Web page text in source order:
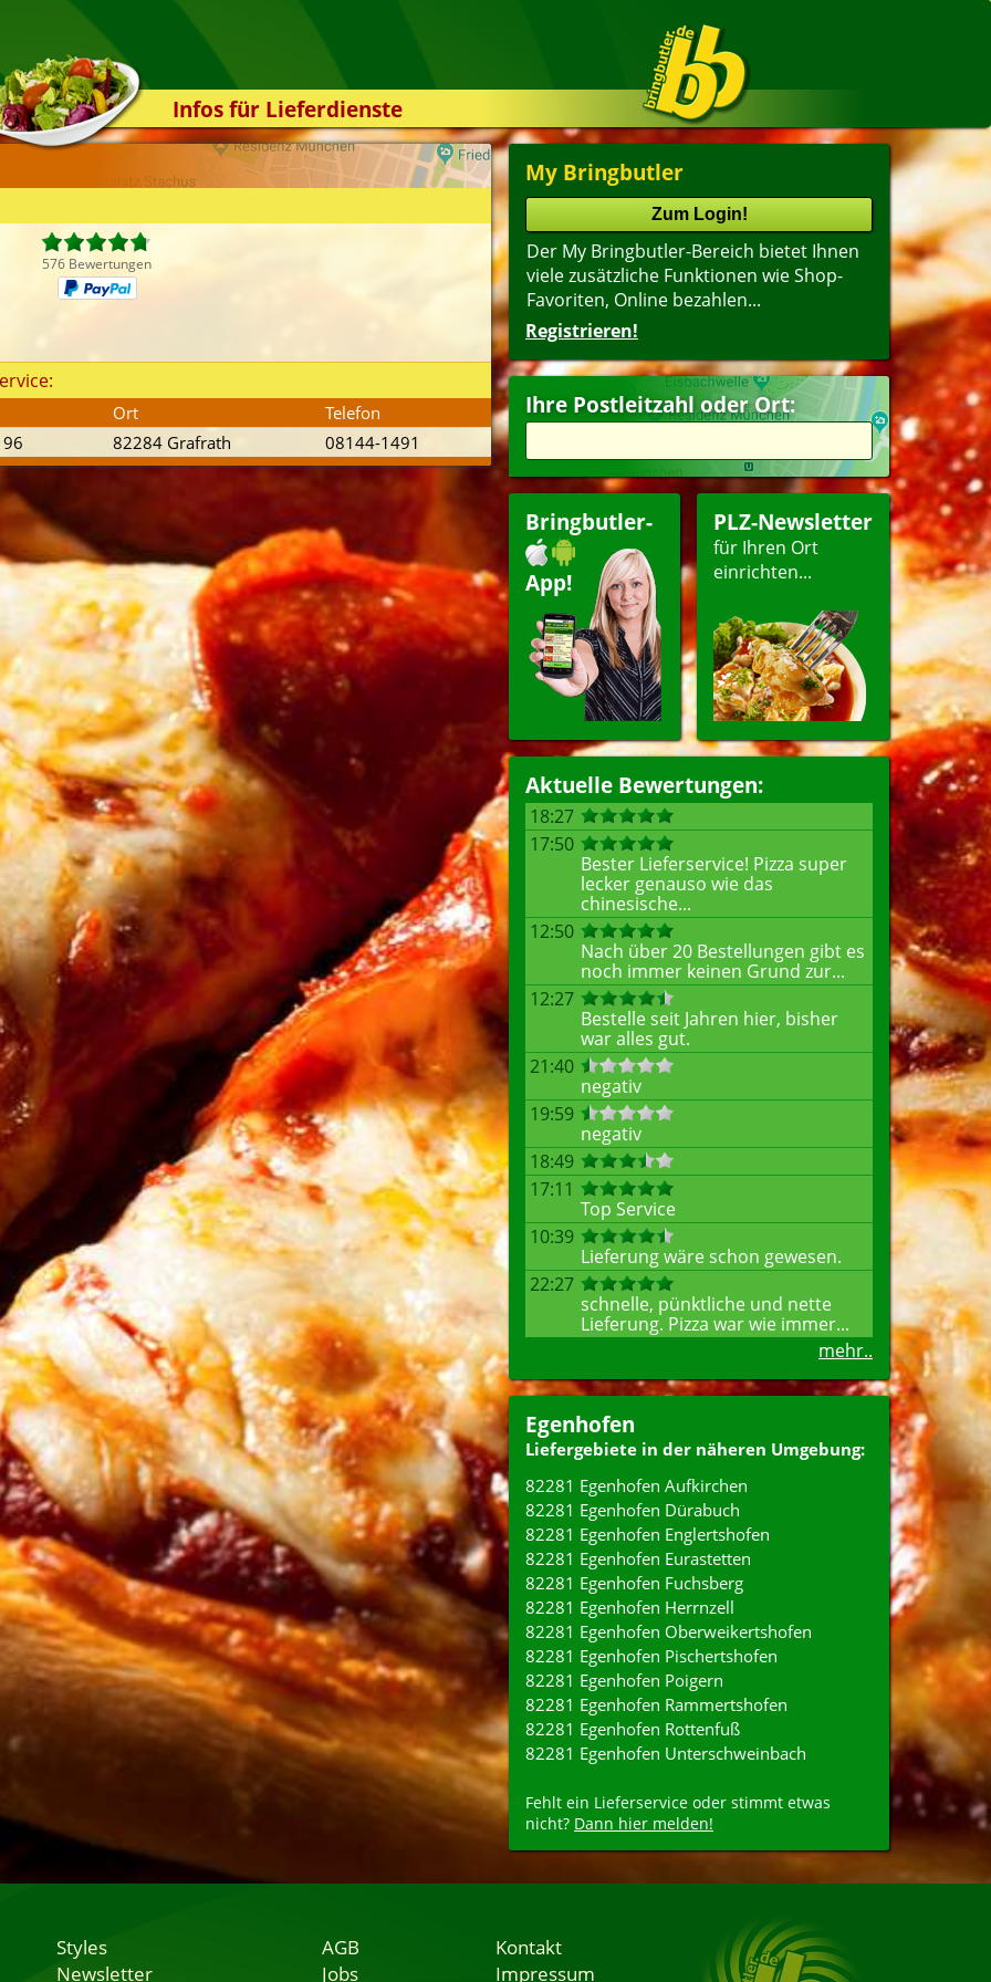
Infos für Lieferdienste
Kassensystem
Zuverlässigkeit
Kontakt
My Bringbutler
Der My Bringbutler-Bereich bietet Ihnen
viele zusätzliche Funktionen wie Shop-
Favoriten, Online bezahlen...
Registrieren!
Ihre Postleitzahl oder Ort:
Bringbutler-
App!
PLZ-Newsletter
für Ihren Ort
einrichten...
Aktuelle Bewertungen:
18:27
17:50
Bester Lieferservice! Pizza super
lecker genauso wie das
chinesische...
12:50
Nach über 20 Bestellungen gibt es
noch immer keinen Grund zur...
12:27
Bestelle seit Jahren hier, bisher
war alles gut.
21:40
negativ
19:59
negativ
18:49
17:11
Top Service
10:39
Lieferung wäre schon gewesen.
22:27
schnelle, pünktliche und nette
Lieferung. Pizza war wie immer...
mehr..
Egenhofen
Liefergebiete in der näheren Umgebung:
82281 Egenhofen Aufkirchen
82281 Egenhofen Dürabuch
82281 Egenhofen Englertshofen
82281 Egenhofen Eurastetten
82281 Egenhofen Fuchsberg
82281 Egenhofen Herrnzell
82281 Egenhofen Oberweikertshofen
82281 Egenhofen Pischertshofen
82281 Egenhofen Poigern
82281 Egenhofen Rammertshofen
82281 Egenhofen Rottenfuß
82281 Egenhofen Unterschweinbach
Fehlt ein Lieferservice oder stimmt etwas
nicht? Dann hier melden!
576 Bewertungen
Ort
Telefon
82284 Grafrath 08144-1491
Styles
Newsletter
AGB
Jobs
Kontakt
Impressum